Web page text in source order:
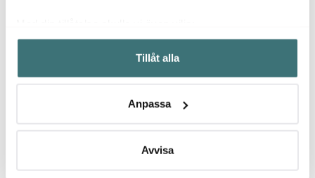
Samla in information om din geografiska plats som
kan ha en noggrannhet på upp till flera meter
Identifiera din enhet genom att aktivt skanna den för
Ta reda på mer om hur dina personliga uppgifter
Du kan ändra eller dra tillbaka ditt samtycke när som
Tillåt alla
Anpassa
Avvisa
Låt dig inspireras av våra kunder